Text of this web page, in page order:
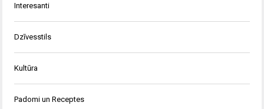
Interesanti
Dzīvesstils
Kultūra
Padomi un Receptes